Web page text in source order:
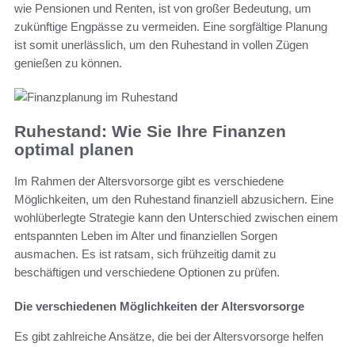
wie Pensionen und Renten, ist von großer Bedeutung, um
zukünftige Engpässe zu vermeiden. Eine sorgfältige Planung
ist somit unerlässlich, um den Ruhestand in vollen Zügen
genießen zu können.
Ruhestand: Wie Sie Ihre Finanzen
optimal planen
Im Rahmen der Altersvorsorge gibt es verschiedene
Möglichkeiten, um den Ruhestand finanziell abzusichern. Eine
wohlüberlegte Strategie kann den Unterschied zwischen einem
entspannten Leben im Alter und finanziellen Sorgen
ausmachen. Es ist ratsam, sich frühzeitig damit zu
beschäftigen und verschiedene Optionen zu prüfen.
Die verschiedenen Möglichkeiten der Altersvorsorge
Es gibt zahlreiche Ansätze, die bei der Altersvorsorge helfen